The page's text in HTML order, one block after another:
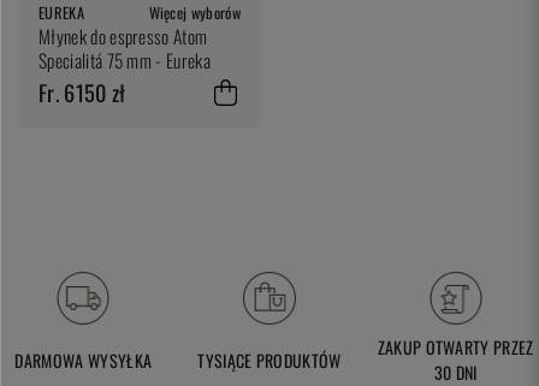
EUREKA Więcej wyborów
Młynek do espresso Atom
Specialitá 75 mm - Eureka
Fr. 6150 zł
DARMOWA WYSYŁKA TYSIĄCE PRODUKTÓW
ZAKUP OTWARTY PRZEZ
30 DNI